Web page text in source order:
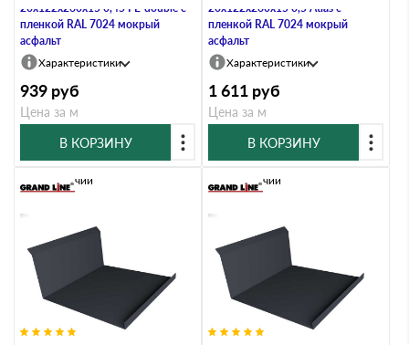
20х122х260х15 0,45 PE-double с
пленкой RAL 7024 мокрый
асфальт
Характеристики
939 руб
Цена за м
В КОРЗИНУ
20х122х260х15 0,5 Atlas с
пленкой RAL 7024 мокрый
асфальт
Характеристики
1 611 руб
Цена за м
В КОРЗИНУ
В наличии В наличии